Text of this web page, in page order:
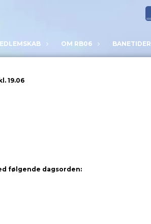
OM RB06 BANETIDER
19.06
følgende dagsorden: